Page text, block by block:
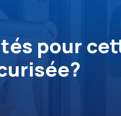
pour